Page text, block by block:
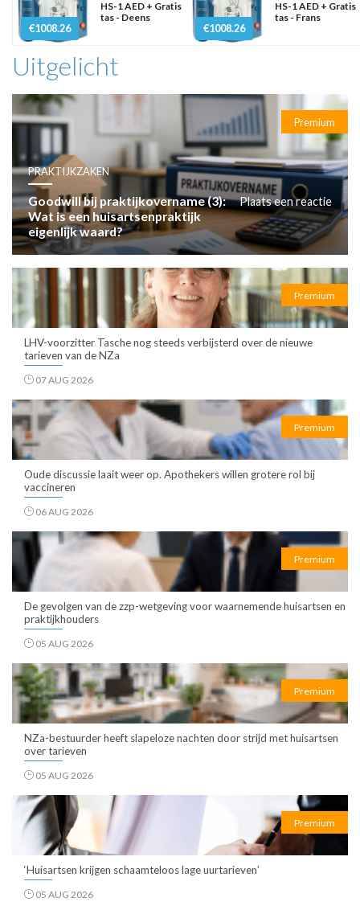
€1008.26
HS-1 AED + Gratis
tas - Deens
€1008.26
HS-1 AED + Gratis
tas - Frans
Uitgelicht
Premium
PRAKTIJKZAKEN
Goodwill bij praktijkovername (3):
Wat is een huisartsenpraktijk
eigenlijk waard?
Plaats een reactie
Premium
LHV-voorzitter Tasche nog steeds verbijsterd over de nieuwe
tarieven van de NZa
07 AUG 2026
Premium
Oude discussie laait weer op. Apothekers willen grotere rol bij
vaccineren
06 AUG 2026
Premium
De gevolgen van de zzp-wetgeving voor waarnemende huisartsen en
praktijkhouders
05 AUG 2026
Premium
NZa-bestuurder heeft slapeloze nachten door strijd met huisartsen
over tarieven
05 AUG 2026
Premium
‘Huisartsen krijgen schaamteloos lage uurtarieven’
05 AUG 2026